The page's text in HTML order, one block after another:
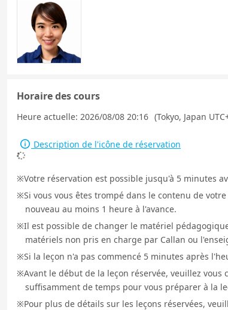
Horaire des cours
Heure actuelle: 2026/08/08 20:16 (Tokyo, Japan
Description de l'icône de réservation
Votre réservation est possible jusqu'à 5 minutes
Si vous vous êtes trompé dans le contenu de
nouveau au moins 1 heure à l'avance.
Il est possible de changer le matériel
matériels non pris en charge par Callan ou
Si la leçon n'a pas commencé 5 minutes après
Avant le début de la leçon réservée, veuillez vous
suffisamment de temps pour vous préparer à la
Pour plus de détails sur les leçons réservées,